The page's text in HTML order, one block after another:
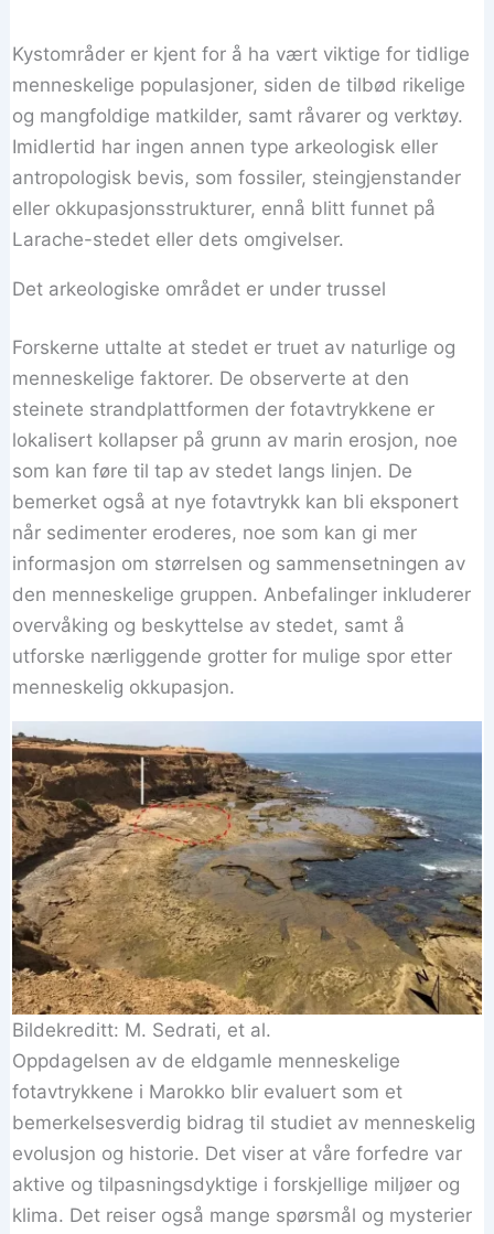
Kystområder er kjent for å ha vært viktige for tidlige
menneskelige populasjoner, siden de tilbød rikelige
og mangfoldige matkilder, samt råvarer og verktøy.
Imidlertid har ingen annen type arkeologisk eller
antropologisk bevis, som fossiler, steingjenstander
eller okkupasjonsstrukturer, ennå blitt funnet på
Larache-stedet eller dets omgivelser.
Det arkeologiske området er under trussel
Forskerne uttalte at stedet er truet av naturlige og
menneskelige faktorer. De observerte at den
steinete strandplattformen der fotavtrykkene er
lokalisert kollapser på grunn av marin erosjon, noe
som kan føre til tap av stedet langs linjen. De
bemerket også at nye fotavtrykk kan bli eksponert
når sedimenter eroderes, noe som kan gi mer
informasjon om størrelsen og sammensetningen av
den menneskelige gruppen. Anbefalinger inkluderer
overvåking og beskyttelse av stedet, samt å
utforske nærliggende grotter for mulige spor etter
menneskelig okkupasjon.
Bildekreditt: M. Sedrati, et al.
Oppdagelsen av de eldgamle menneskelige
fotavtrykkene i Marokko blir evaluert som et
bemerkelsesverdig bidrag til studiet av menneskelig
evolusjon og historie. Det viser at våre forfedre var
aktive og tilpasningsdyktige i forskjellige miljøer og
klima. Det reiser også mange spørsmål og mysterier